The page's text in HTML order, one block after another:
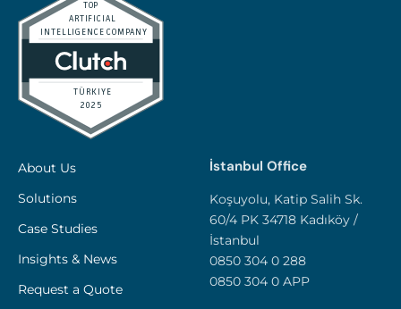
About Us
Solutions
Case Studies
Insights & News
Request a Quote
İstanbul Office
Koşuyolu, Katip Salih Sk.
60/4 PK 34718 Kadıköy /
İstanbul
0850 304 0 288
0850 304 0 APP